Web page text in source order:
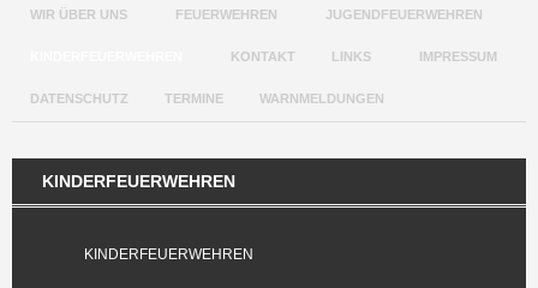
WIR ÜBER UNS FEUERWEHREN JUGENDFEUERWEHREN
KONTAKT LINKS IMPRESSUM
DATENSCHUTZ TERMINE WARNMELDUNGEN
KINDERFEUERWEHREN
KINDERFEUERWEHREN